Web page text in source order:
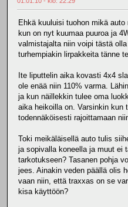
Ehkä kuuluisi tuohon mikä
kun on nyt kuumaa puuroa ja
valmistajalta niin voipi tästä
turhempiakin lirpakkeita tänne
Ite liputtelin aika kovasti 4x4
ole enää niin 110% varma.
ja kun näillekkin tulee oma
aika heikoilla on. Varsinkin kun
todennäköisesti rajoittamaan
Toki meikäläisellä auto tulis
ja sopivalla koneella ja muut ei
tarkotukseen? Tasanen pohja
jees. Ainakin veden päällä olis
vaan niin, että traxxas on se
kisa käyttöön?